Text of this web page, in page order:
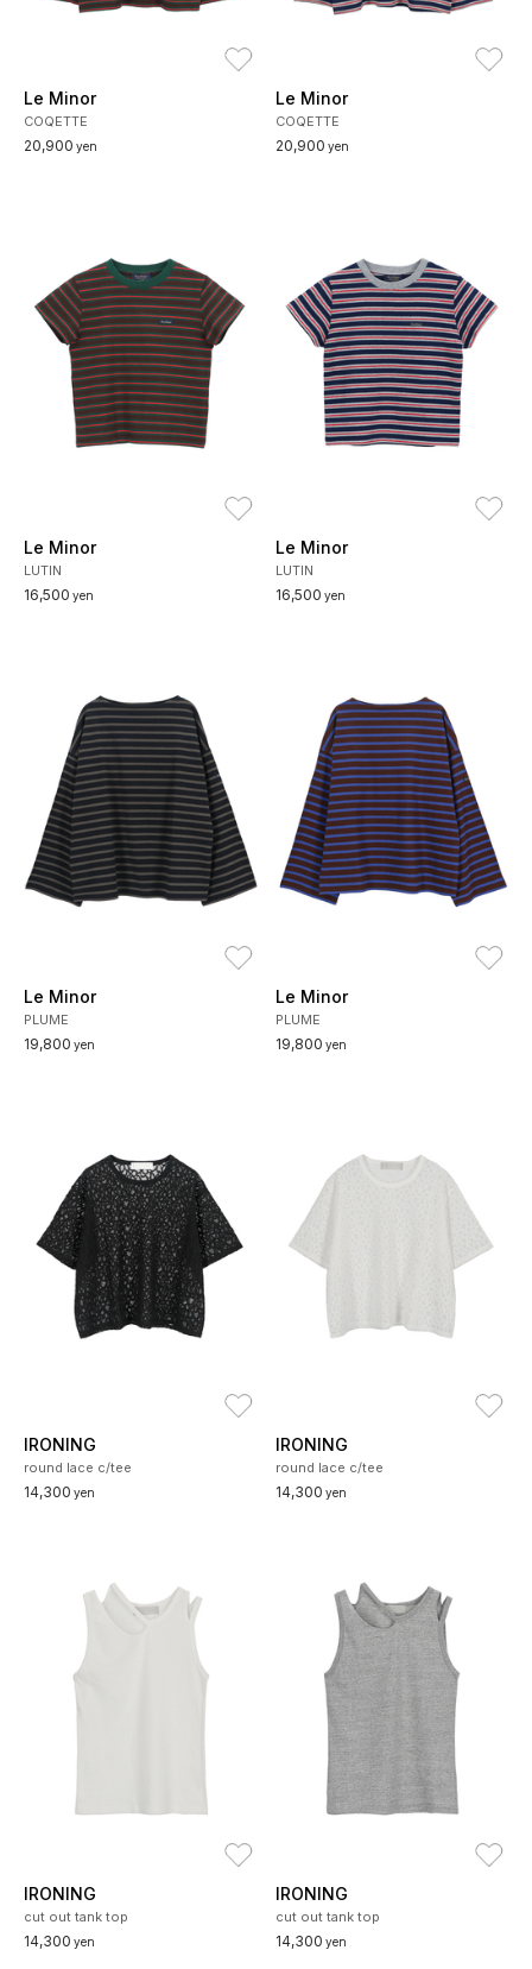
Le Minor
COQETTE
20,900 yen
Le Minor
COQETTE
20,900 yen
Le Minor
LUTIN
16,500 yen
Le Minor
LUTIN
16,500 yen
Le Minor
PLUME
19,800 yen
Le Minor
PLUME
19,800 yen
IRONING
round lace c/tee
14,300 yen
IRONING
round lace c/tee
14,300 yen
IRONING
cut out tank top
14,300 yen
IRONING
cut out tank top
14,300 yen